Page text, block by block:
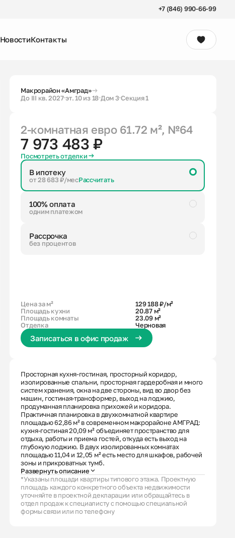
+7 (846) 990-66-99
НовостиКонтакты
Макрорайон «Амград»
До III кв. 2027 эт. 10 из 18 Дом 3 Секция 1
2-комнатная евро 61.72 м², №64
7 973 483 ₽
Посмотреть отделки
В ипотеку
от 28 683 ₽/месРассчитать
100% оплата
одним платежом
Рассрочка
без процентов
Цена за м²
129 188 ₽/м²
Площадь кухни
20.87 м²
Площадь комнаты
23.09 м²
Отделка
Черновая
Записаться в офис продаж
Просторная кухня-гостиная, просторный коридор,
изолированные спальни, просторная гардеробная и много
систем хранения, окна на две стороны, вид во двор без
машин, гостиная-трансформер, выход на лоджию,
продуманная планировка прихожей и коридора.
Практичная планировка в двухкомнатной квартире
площадью 62,86 м² в современном макрорайоне АМГРАД:
кухня-гостиная 20,09 м² объединяет пространство для
отдыха, работы и приема гостей, откуда есть выход на
глубокую лоджию. В двух изолированных комнатах
площадью 11,04 и 12,05 м² есть место для шкафов, рабочей
зоны и прикроватных тумб.
Развернуть описание
*Указаны площади квартиры типового этажа. Проектную
площадь каждого конкретного объекта недвижимости
уточняйте в проектной декларации или обращайтесь в
отдел продаж к специалисту с помощью специальной
формы связи или по телефону